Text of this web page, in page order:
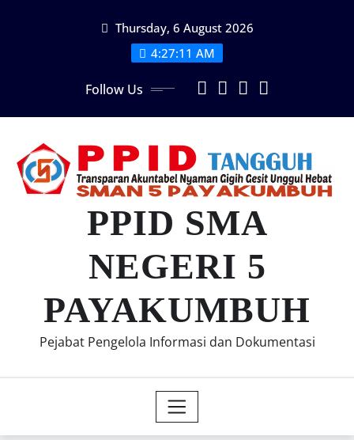
Thursday, 6 August 2026
4:27:12 AM
Follow Us
PPID SMA
NEGERI 5
PAYAKUMBUH
Pejabat Pengelola Informasi dan Dokumentasi